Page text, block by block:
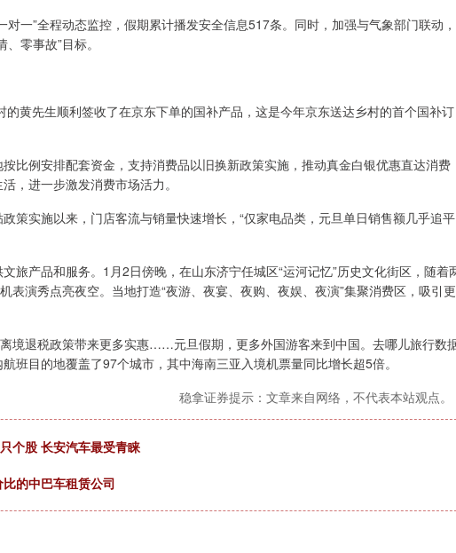
一”全程动态监控，假期累计播发安全信息517条。同时，加强与气象部门联动，
零事故”目标。
黄先生顺利签收了在京东下单的国补产品，这是今年京东送达乡村的首个国补订
比例安排配套资金，支持消费品以旧换新政策实施，推动真金白银优惠直达消费
，进一步激发消费市场活力。
策实施以来，门店客流与销量快速增长，“仅家电品类，元旦单日销售额几乎追平
旅产品和服务。1月2日傍晚，在山东济宁任城区“运河记忆”历史文化街区，随着
表演秀点亮夜空。当地打造“夜游、夜宴、夜购、夜娱、夜演”集聚消费区，吸引更
境退税政策带来更多实惠……元旦假期，更多外国游客来到中国。去哪儿旅行数
班目的地覆盖了97个城市，其中海南三亚入境机票量同比增长超5倍。
稳拿证券提示：文章来自网络，不代表本站观点。
个股 长安汽车最受青睐
的中巴车租赁公司